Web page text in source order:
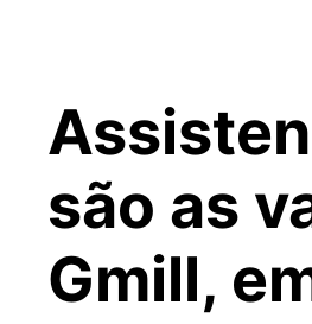
são as
Gmill,